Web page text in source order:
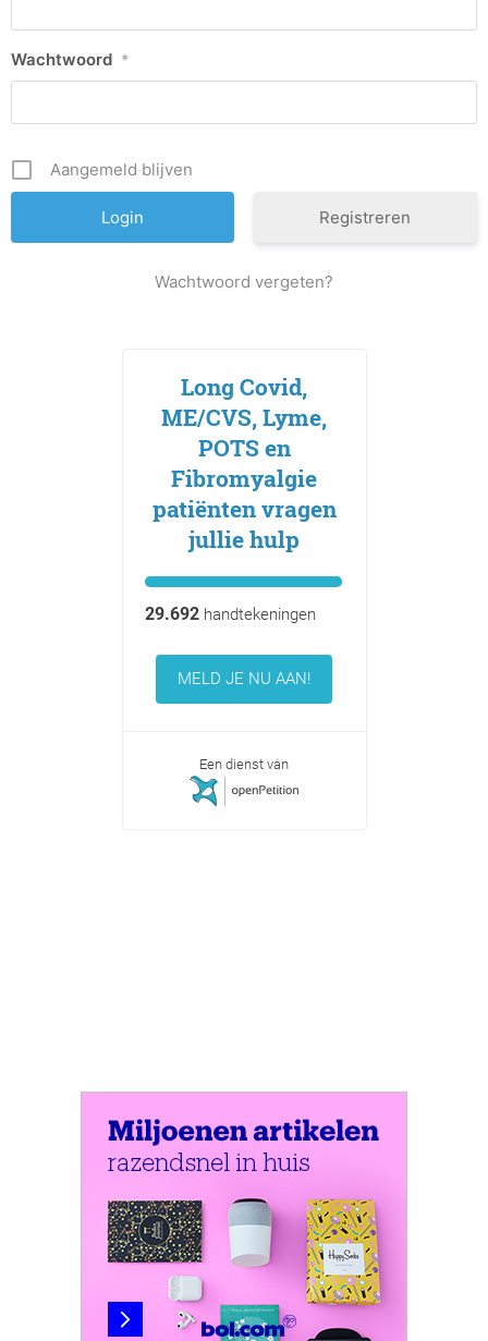
Wachtwoord *
Aangemeld blijven
Registreren
Wachtwoord vergeten?
Long Covid,
ME/CVS, Lyme,
POTS en
Fibromyalgie
patiënten vragen
jullie hulp
29.692handtekeningen
MELD JE NU AAN!
Een dienst van